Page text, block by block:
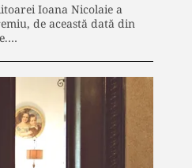
Ioana Nicolaie a
de această dată din